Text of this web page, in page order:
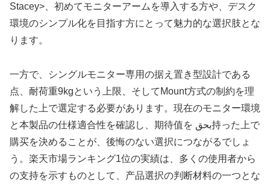
Stacey>、初めてモニターアームを導入する方や、デスク
環境のシンプル化を目指す方にとって魅力的な選択肢とな
ります。
一方で、シングルモニター専用の据え置き型設計である
点、耐荷重9kgという上限、そしてMount方式の制約を理
解した上で選定する必要があります。現在のモニター環境
と本製品の仕様適合性を確認し、期待值を بحق持った上で
購买を決めることが、後悔のない選択につながるでしょ
う。楽天市場ランキング1位の実績は、多くの使用者から
の支持を示すものとして、产品選択の判断材料の一つとな